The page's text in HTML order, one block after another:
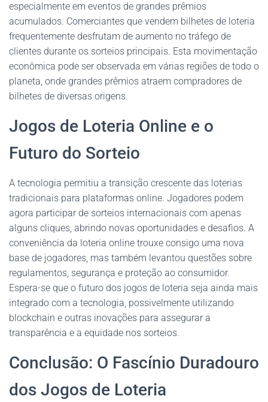
especialmente em eventos de grandes prêmios
acumulados. Comerciantes que vendem bilhetes de loteria
frequentemente desfrutam de aumento no tráfego de
clientes durante os sorteios principais. Esta movimentação
econômica pode ser observada em várias regiões de todo o
planeta, onde grandes prêmios atraem compradores de
bilhetes de diversas origens.
Jogos de Loteria Online e o
Futuro do Sorteio
A tecnologia permitiu a transição crescente das loterias
tradicionais para plataformas online. Jogadores podem
agora participar de sorteios internacionais com apenas
alguns cliques, abrindo novas oportunidades e desafios. A
conveniência da loteria online trouxe consigo uma nova
base de jogadores, mas também levantou questões sobre
regulamentos, segurança e proteção ao consumidor.
Espera-se que o futuro dos jogos de loteria seja ainda mais
integrado com a tecnologia, possivelmente utilizando
blockchain e outras inovações para assegurar a
transparência e a equidade nos sorteios.
Conclusão: O Fascínio Duradouro
dos Jogos de Loteria